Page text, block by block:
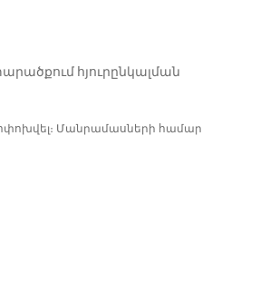
հյուրընկալման
Մանրամասների համար